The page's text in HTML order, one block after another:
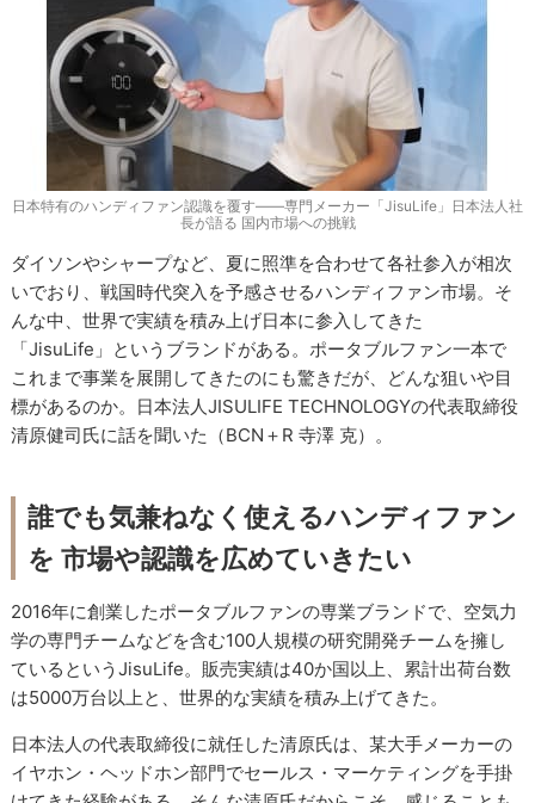
日本特有のハンディファン認識を覆す――専門メーカー「JisuLife」日本法人社
長が語る 国内市場への挑戦
ダイソンやシャープなど、夏に照準を合わせて各社参入が相次
いでおり、戦国時代突入を予感させるハンディファン市場。そ
んな中、世界で実績を積み上げ日本に参入してきた
「JisuLife」というブランドがある。ポータブルファン一本で
これまで事業を展開してきたのにも驚きだが、どんな狙いや目
標があるのか。日本法人JISULIFE TECHNOLOGYの代表取締役
清原健司氏に話を聞いた（BCN＋R 寺澤 克）。
誰でも気兼ねなく使えるハンディファン
を 市場や認識を広めていきたい
2016年に創業したポータブルファンの専業ブランドで、空気力
学の専門チームなどを含む100人規模の研究開発チームを擁し
ているというJisuLife。販売実績は40か国以上、累計出荷台数
は5000万台以上と、世界的な実績を積み上げてきた。
日本法人の代表取締役に就任した清原氏は、某大手メーカーの
イヤホン・ヘッドホン部門でセールス・マーケティングを手掛